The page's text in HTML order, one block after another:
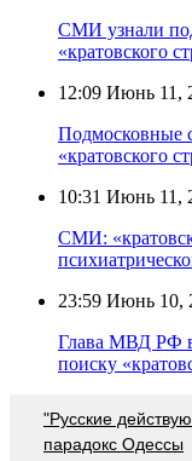
СМИ узнали
«кратовского
12:09 Июнь 11,
Подмосковные
«кратовского
10:31 Июнь 11,
СМИ:
23:59 Июнь 10,
Глава МВД РФ
поиску
"Русские
парадокс Одессы